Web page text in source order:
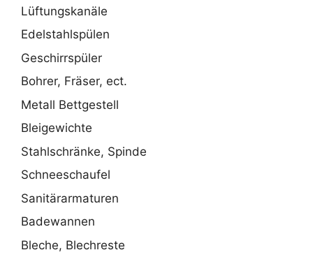
Lüftungskanäle
Edelstahlspülen
Geschirrspüler
Bohrer, Fräser, ect.
Metall Bettgestell
Bleigewichte
Stahlschränke, Spinde
Schneeschaufel
Sanitärarmaturen
Badewannen
Bleche, Blechreste